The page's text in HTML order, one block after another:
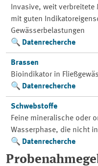
Invasive, weit
mit guten
Gewässerbelastungen
Datenrecherche
Brassen
Bioindikator in
Datenrecherche
Schwebstoffe
Feine mineralische oder
Wasserphase, die nicht
Datenrecherche